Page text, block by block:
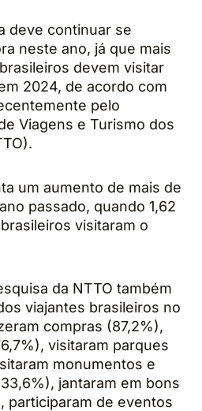
deve continuar se
neste ano, já que mais
devem visitar
2024, de acordo com
pelo
Viagens e Turismo dos
um aumento de mais de
passado, quando 1,62
visitaram o
da NTTO também
viajantes brasileiros no
compras (87,2%),
visitaram parques
monumentos e
jantaram em bons
participaram de eventos